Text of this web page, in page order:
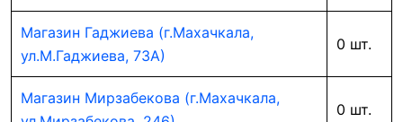
Магазин Гаджиева (г.Махачкала,
ул.М.Гаджиева, 73А)
0 шт.
Магазин Мирзабекова (г.Махачкала,
0 шт.